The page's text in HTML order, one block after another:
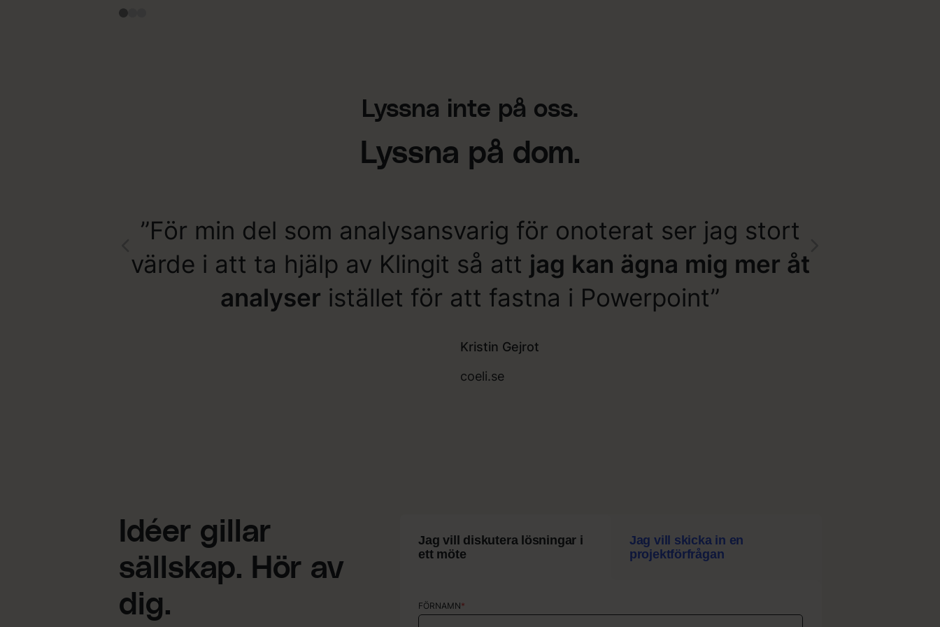
Lyssna inte på oss.
Lyssna på dom.
”För min del som analysansvarig för onoterat ser jag stort
värde i att ta hjälp av Klingit så att jag kan ägna mig mer åt
analyser istället för att fastna i Powerpoint”
Kristin Gejrot
coeli.se
Idéer gillar
sällskap. Hör av
dig.
Jag vill diskutera lösningar i
ett möte
Jag vill skicka in en
projektförfrågan
FÖRNAMN*
FÖRNAMN*